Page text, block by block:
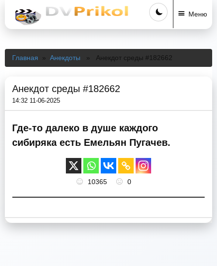
Меню
Главная » Анекдоты » Анекдот среды #182662
Анекдот среды #182662
14:32 11-06-2025
Где-то далеко в душе каждого
сибиряка есть Емельян Пугачев.
10365 0